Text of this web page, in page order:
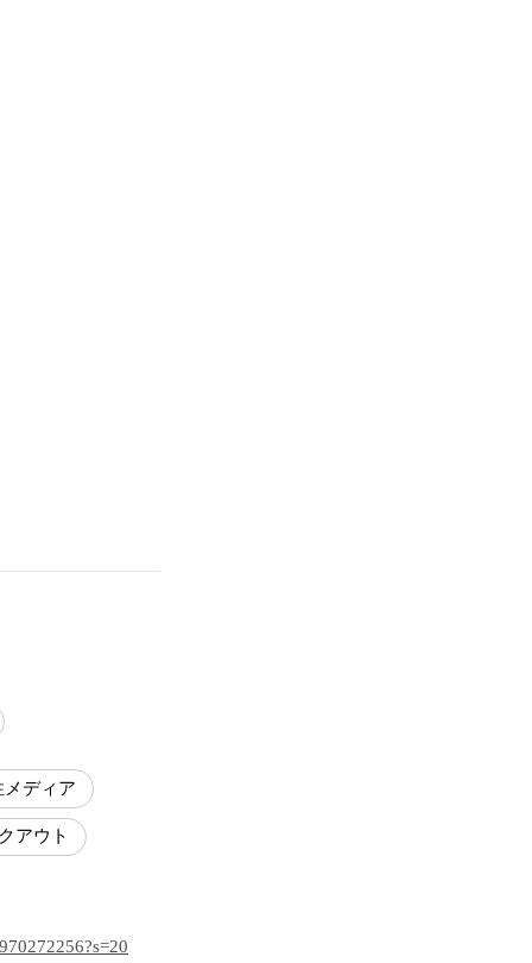
メディア
アウト